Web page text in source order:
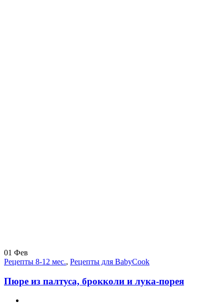
01 Фев
Рецепты 8-12 мес., Рецепты для BabyCook
Пюре из палтуса, брокколи и лука-порея